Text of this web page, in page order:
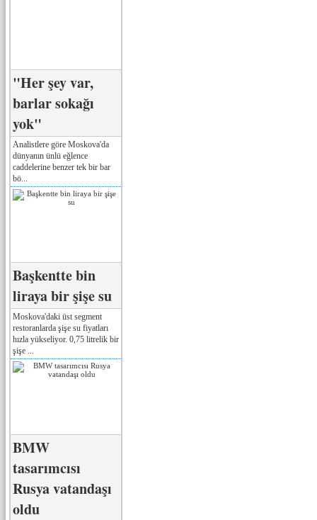
"Her şey var,
barlar sokağı
yok"
Analistlere göre Moskova'da
dünyanın ünlü eğlence
caddelerine benzer tek bir bar
bö...
Başkentte bin
liraya bir şişe su
Moskova'daki üst segment
restoranlarda şişe su fiyatları
hızla yükseliyor. 0,75 litrelik bir
şişe ...
BMW
tasarımcısı
Rusya vatandaşı
oldu